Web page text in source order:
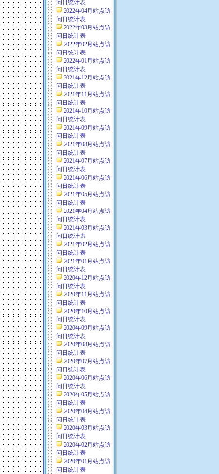
问日统计表
2022年04月站点访
问日统计表
2022年03月站点访
问日统计表
2022年02月站点访
问日统计表
2022年01月站点访
问日统计表
2021年12月站点访
问日统计表
2021年11月站点访
问日统计表
2021年10月站点访
问日统计表
2021年09月站点访
问日统计表
2021年08月站点访
问日统计表
2021年07月站点访
问日统计表
2021年06月站点访
问日统计表
2021年05月站点访
问日统计表
2021年04月站点访
问日统计表
2021年03月站点访
问日统计表
2021年02月站点访
问日统计表
2021年01月站点访
问日统计表
2020年12月站点访
问日统计表
2020年11月站点访
问日统计表
2020年10月站点访
问日统计表
2020年09月站点访
问日统计表
2020年08月站点访
问日统计表
2020年07月站点访
问日统计表
2020年06月站点访
问日统计表
2020年05月站点访
问日统计表
2020年04月站点访
问日统计表
2020年03月站点访
问日统计表
2020年02月站点访
问日统计表
2020年01月站点访
问日统计表